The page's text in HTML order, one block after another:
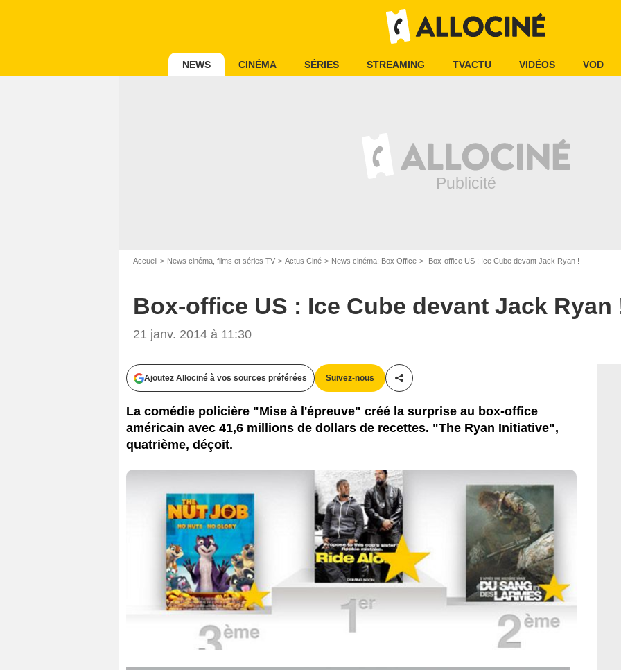
NEWS CINÉMA SÉRIES STREAMING TVACTU VIDÉOS VOD
Accueil News cinéma, films et séries TV Actus Ciné News cinéma: Box Office Box-office US : Ice Cube devant Jack Ryan !
Box-office US : Ice Cube devant Jack Ryan
21 janv. 2014 à 11:30
Ajoutez Allociné à vos sources préférées Suivez-nous
Partager cet article
La comédie policière "Mise à l'épreuve" créé la surprise au box-office
américain avec 41,6 millions de dollars de recettes. "The Ryan Initiative",
quatrième, déçoit.